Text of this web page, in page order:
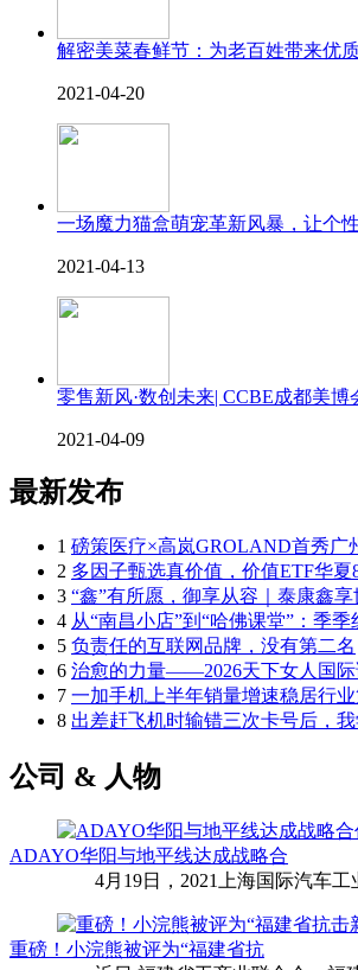
解密美菜春鲜节：为老百姓带来优
2021-04-20
一场魔力猫盒萌宠革新风暴，让个
2021-04-13
零售新风·数创未来| CCBE成都美博
2021-04-09
最新发布
1 磅策医疗×高岚GROLAND首秀广
2 多因子甄选真价值，价值ETF华夏
3 “鑫”有所愿，御享从容｜泰康鑫享
4 从“南昌小店”到“哈佛课堂”：季季
5 负责任的互联网品牌，没有第二名
6 治愈的力量——2026天下女人国际
7 一加手机上半年销量增速稳居行
8 出差赶飞机时输错三次卡号后，
公司 & 人物
ADAYO华阳与地平线达成战略合
4月19日，2021上海国际汽车工
重磅！小浣熊被评为“福建省抗